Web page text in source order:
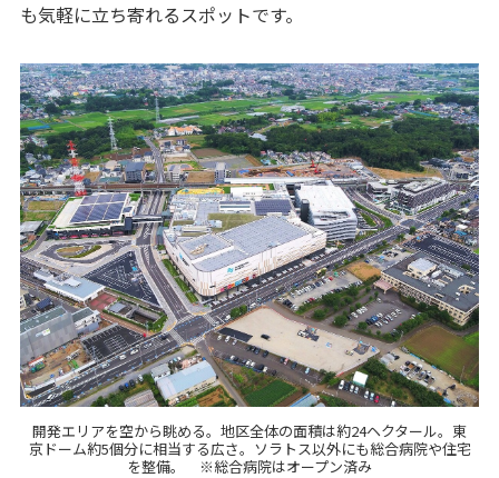
も気軽に立ち寄れるスポットです。
開発エリアを空から眺める。地区全体の面積は約24ヘクタール。東
京ドーム約5個分に相当する広さ。ソラトス以外にも総合病院や住宅
を整備。 ※総合病院はオープン済み